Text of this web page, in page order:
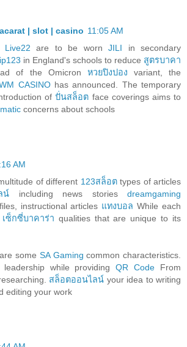
| slot | casino 11:05 AM
Live22 are to be wornJILI in secondary
in England's schools to reduce สูตรบาคา
of the Omicron หวยปิงปอง variant, the
CASINOhas announced. The temporary
ofปั่นสล็อต face coverings aims to
concerns about schools
AM
of different 123สล็อตtypes of articles
น์ including news stories dreamgaming
instructional articles แทงบอล While each
เซ็กซี่บาคาร่า qualities that are unique to its
some SA Gaming common characteristics.
leadership while providingQR Code From
สล็อตออนไลน์ your idea to writing
editing your work